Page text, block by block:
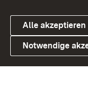
Link zum
Alle akzeptieren
Notwendige